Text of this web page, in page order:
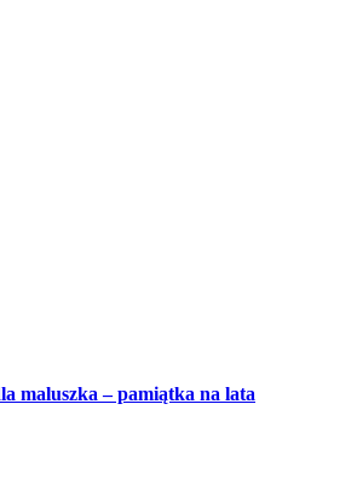
maluszka – pamiątka na lata